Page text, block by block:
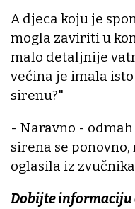
A djeca koju je
mogla zaviriti u
malo detaljnije
većina je imala
sirenu?"
- Naravno -
sirena se
oglasila iz
Dobijte informaciju